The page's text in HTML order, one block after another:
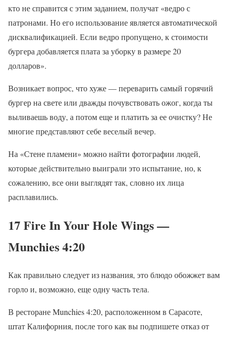
кто не справится с этим заданием, получат «ведро с
патронами. Но его использование является автоматической
дисквалификацией. Если ведро пропущено, к стоимости
бургера добавляется плата за уборку в размере 20
долларов».
Возникает вопрос, что хуже — переварить самый горячий
бургер на свете или дважды почувствовать ожог, когда ты
выливаешь воду, а потом еще и платить за ее очистку? Не
многие представляют себе веселый вечер.
На «Стене пламени» можно найти фотографии людей,
которые действительно выиграли это испытание, но, к
сожалению, все они выглядят так, словно их лица
расплавились.
17 Fire In Your Hole Wings —
Munchies 4:20
Как правильно следует из названия, это блюдо обожжет вам
горло и, возможно, еще одну часть тела.
В ресторане Munchies 4:20, расположенном в Сарасоте,
штат Калифорния, после того как вы подпишете отказ от